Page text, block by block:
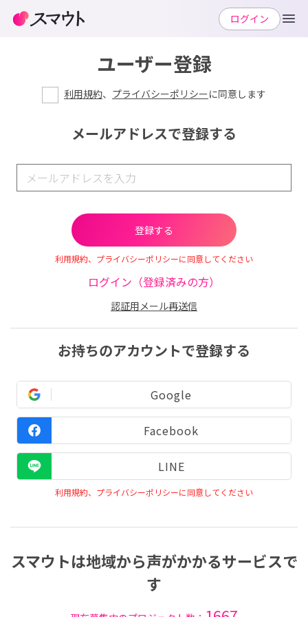
ユーザー登録
利用規約、 プライバシーポリシーに同意します
メールアドレスで登録する
利用規約、プライバシーポリシーに同意してください
ログイン（登録済みの方）
認証用メール再送信
お持ちのアカウントで登録する
Google
Facebook
LINE
利用規約、プライバシーポリシーに同意してください
スマウトは地域から声がかかるサービスで
す
ログイン